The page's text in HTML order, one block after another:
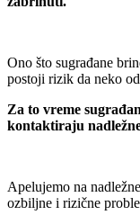
Ono što sugrađane
postoji rizik da neko
Za to vreme
kontaktiraju
Apelujemo na
ozbiljne i rizične